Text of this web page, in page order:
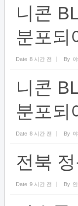
니콘
분포되
Date 8 시간 전 By
니콘
분포되
Date 8 시간 전 By
전북
Date 9 시간 전 By